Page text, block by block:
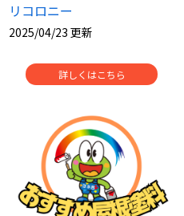
リコロニー
2025/04/23 更新
詳しくはこちら